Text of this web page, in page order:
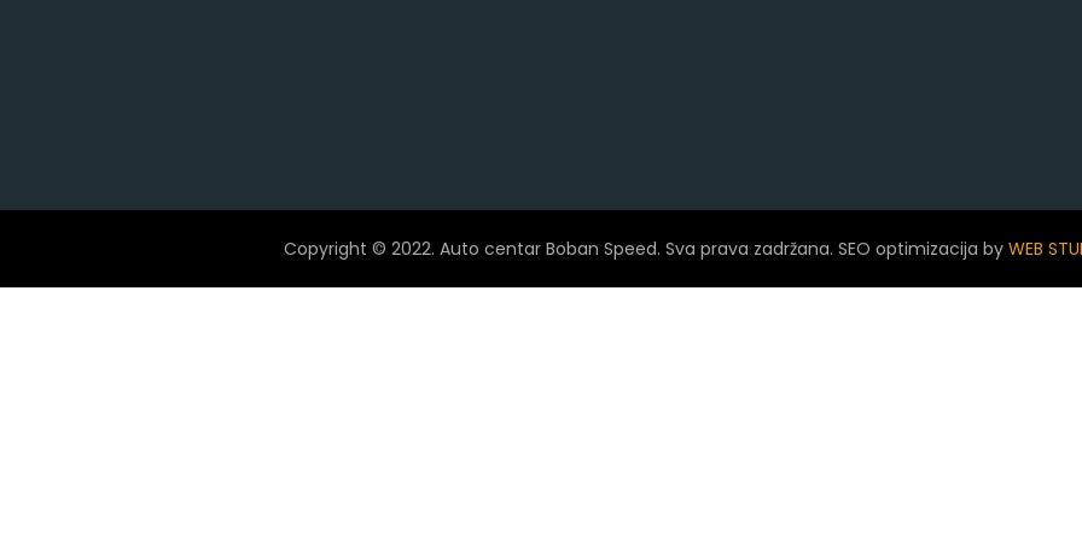
Copyright © 2022. Auto centar Boban Speed. Sva prava zadržana. SEO optimizacija by WEB